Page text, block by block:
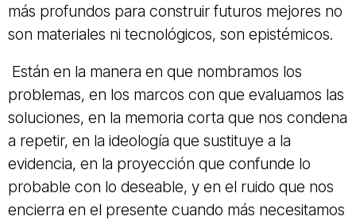
más profundos para construir futuros mejores no
son materiales ni tecnológicos, son epistémicos.
Están en la manera en que nombramos los
problemas, en los marcos con que evaluamos las
soluciones, en la memoria corta que nos condena
a repetir, en la ideología que sustituye a la
evidencia, en la proyección que confunde lo
probable con lo deseable, y en el ruido que nos
encierra en el presente cuando más necesitamos